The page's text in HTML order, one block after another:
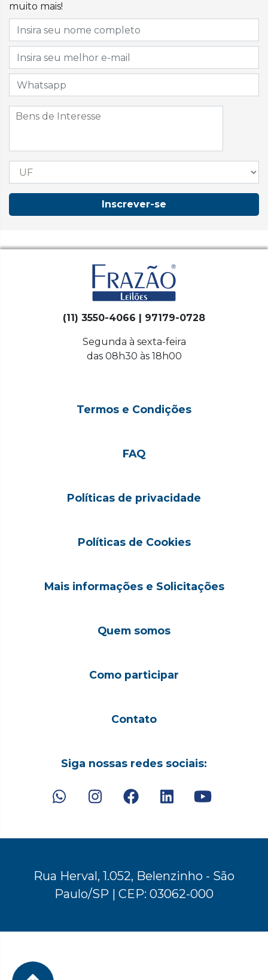
muito mais!
Inscrever-se
(11) 3550-4066 | 97179-0728
Segunda à sexta-feira
das 08h30 às 18h00
Termos e Condições
FAQ
Políticas de privacidade
Políticas de Cookies
Mais informações e Solicitações
Quem somos
Como participar
Contato
Siga nossas redes sociais:
Rua Herval, 1.052, Belenzinho - São
Paulo/SP | CEP: 03062-000